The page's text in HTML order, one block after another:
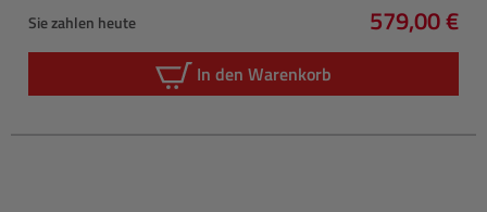
Sie zahlen heute
Regulärer
579,00 €
In den Warenkorb